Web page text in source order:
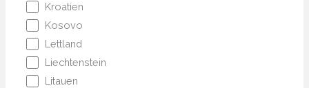
Kroatien
Kosovo
Lettland
Liechtenstein
Litauen